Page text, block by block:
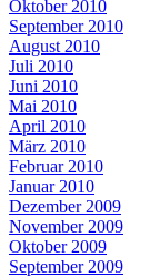
Oktober 2010
September 2010
August 2010
Juli 2010
Juni 2010
Mai 2010
April 2010
März 2010
Februar 2010
Januar 2010
Dezember 2009
November 2009
Oktober 2009
September 2009